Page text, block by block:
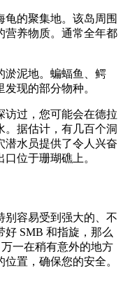
龟的聚集地。该岛周围
营养物质。通常全年都
淤泥地。蝙蝠鱼、鳄
现的部分物种。
访过，您可能会在德拉
。据估计，有几百个洞
潜水员提供了令人兴奋
位于珊瑚礁上。
别容易受到强大的、不
好 SMB 和指旋，那么
一在稍有意外的地方
置，确保您的安全。